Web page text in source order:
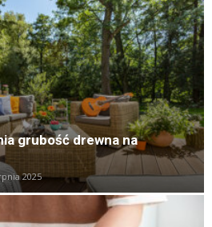
grubość drewna na
2025